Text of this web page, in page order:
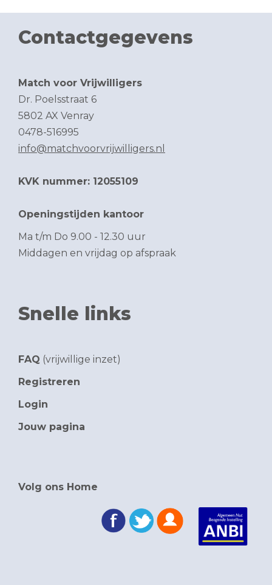
Contactgegevens
Match voor Vrijwilligers
Dr. Poelsstraat 6
5802 AX Venray
0478-516995
info@matchvoorvrijwilligers.nl
KVK nummer: 12055109
Openingstijden kantoor
Ma t/m Do 9.00 - 12.30 uur
Middagen en vrijdag op afspraak
Snelle links
FAQ (vrijwillige inzet)
Registreren
Login
Jouw pagina
Volg ons Home